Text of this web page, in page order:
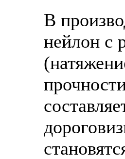
В
нейлон с